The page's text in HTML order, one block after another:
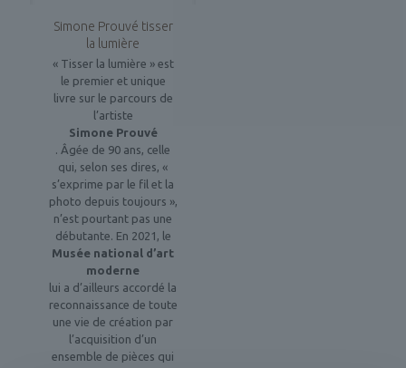
Simone Prouvé tisser
la lumière
« Tisser la lumière » est
le premier et unique
livre sur le parcours de
l’artiste
Simone Prouvé
. Âgée de 90 ans, celle
qui, selon ses dires, «
s’exprime par le fil et la
photo depuis toujours »,
n’est pourtant pas une
débutante. En 2021, le
Musée national d’art
moderne
lui a d’ailleurs accordé la
reconnaissance de toute
une vie de création par
l’acquisition d’un
ensemble de pièces qui